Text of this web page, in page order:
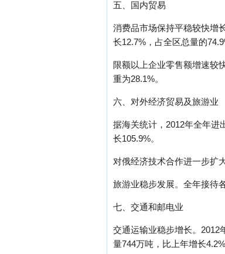
五、国内贸易
消费品市场保持平稳较快增
长12.7%，占全区总量的
限额以上企业零售额增速较
重为28.1%。
六、对外经济贸易及旅游业
据海关统计，2012年全年进
长105.9%。
对俄经济技术合作进一步扩
旅游业稳步发展。全年接待
七、交通和邮电业
交通运输业稳步增长。2012
量744万吨，比上年增长